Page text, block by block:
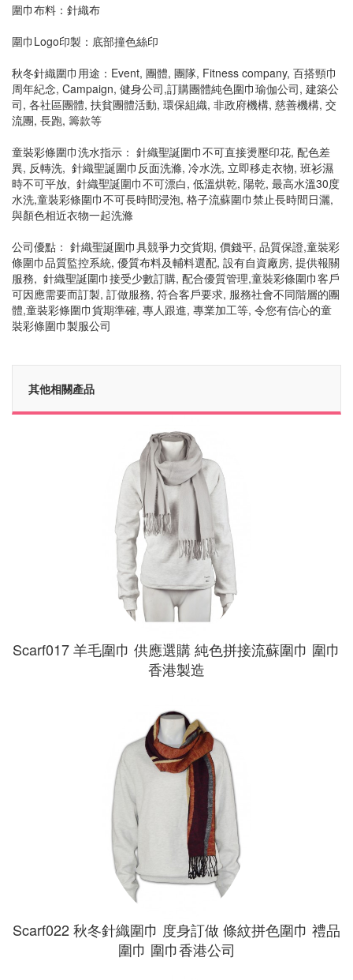
圍巾布料：針織布
圍巾Logo印製：底部撞色絲印
秋冬針織圍巾用途：Event, 團體, 團隊, Fitness company, 百搭頸巾
周年紀念, Campaign, 健身公司,訂購團體純色圍巾瑜伽公司, 建築公
司, 各社區團體, 扶貧團體活動, 環保組織, 非政府機構, 慈善機構, 交
流團, 長跑, 籌款等
童裝彩條圍巾洗水指示： 針織聖誕圍巾不可直接燙壓印花, 配色差
異, 反轉洗, 針織聖誕圍巾反面洗滌, 冷水洗, 立即移走衣物, 班衫濕
時不可平放, 針織聖誕圍巾不可漂白, 低溫烘乾, 陽乾, 最高水溫30度
水洗,童裝彩條圍巾不可長時間浸泡, 格子流蘇圍巾禁止長時間日灑,
與顏色相近衣物一起洗滌
公司優點： 針織聖誕圍巾具競爭力交貨期, 價錢平, 品質保證,童裝彩
條圍巾品質監控系統, 優質布料及輔料選配, 設有自資廠房, 提供報關
服務, 針織聖誕圍巾接受少數訂購, 配合優質管理,童裝彩條圍巾客戶
可因應需要而訂製, 訂做服務, 符合客戶要求, 服務社會不同階層的團
體,童裝彩條圍巾貨期準確, 專人跟進, 專業加工等, 令您有信心的童
裝彩條圍巾製服公司
其他相關產品
Scarf017 羊毛圍巾 供應選購 純色拼接流蘇圍巾 圍巾
香港製造
Scarf022 秋冬針織圍巾 度身訂做 條紋拼色圍巾 禮品
圍巾 圍巾香港公司